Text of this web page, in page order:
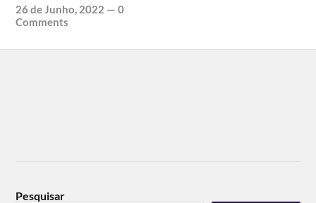
26 de Junho, 2022 —0
Comments
Pesquisar